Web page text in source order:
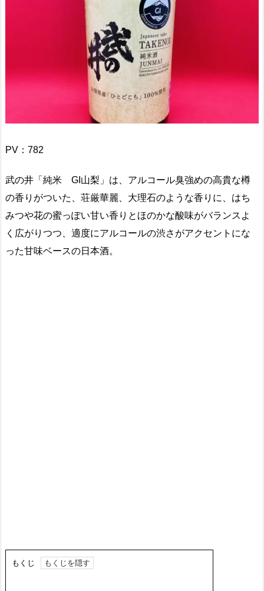
PV： 782
武の井「純米 GI山梨」は、アルコール臭強めの高貴な樽
の香りがついた、荘厳華麗、大理石のような香りに、はち
みつや花の蜜っぽい甘い香りとほのかな酸味がバランスよ
く広がりつつ、適度にアルコールの渋さがアクセントにな
った甘味ベースの日本酒。
もくじ